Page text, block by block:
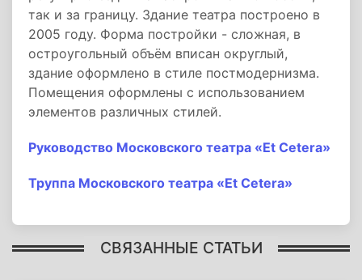
так и за границу. Здание театра построено в
2005 году. Форма постройки - сложная, в
остроугольный объём вписан округлый,
здание оформлено в стиле постмодернизма.
Помещения оформлены с использованием
элементов различных стилей.
Руководство Московского театра «Et Cetera»
Труппа Московского театра «Et Cetera»
СВЯЗАННЫЕ СТАТЬИ